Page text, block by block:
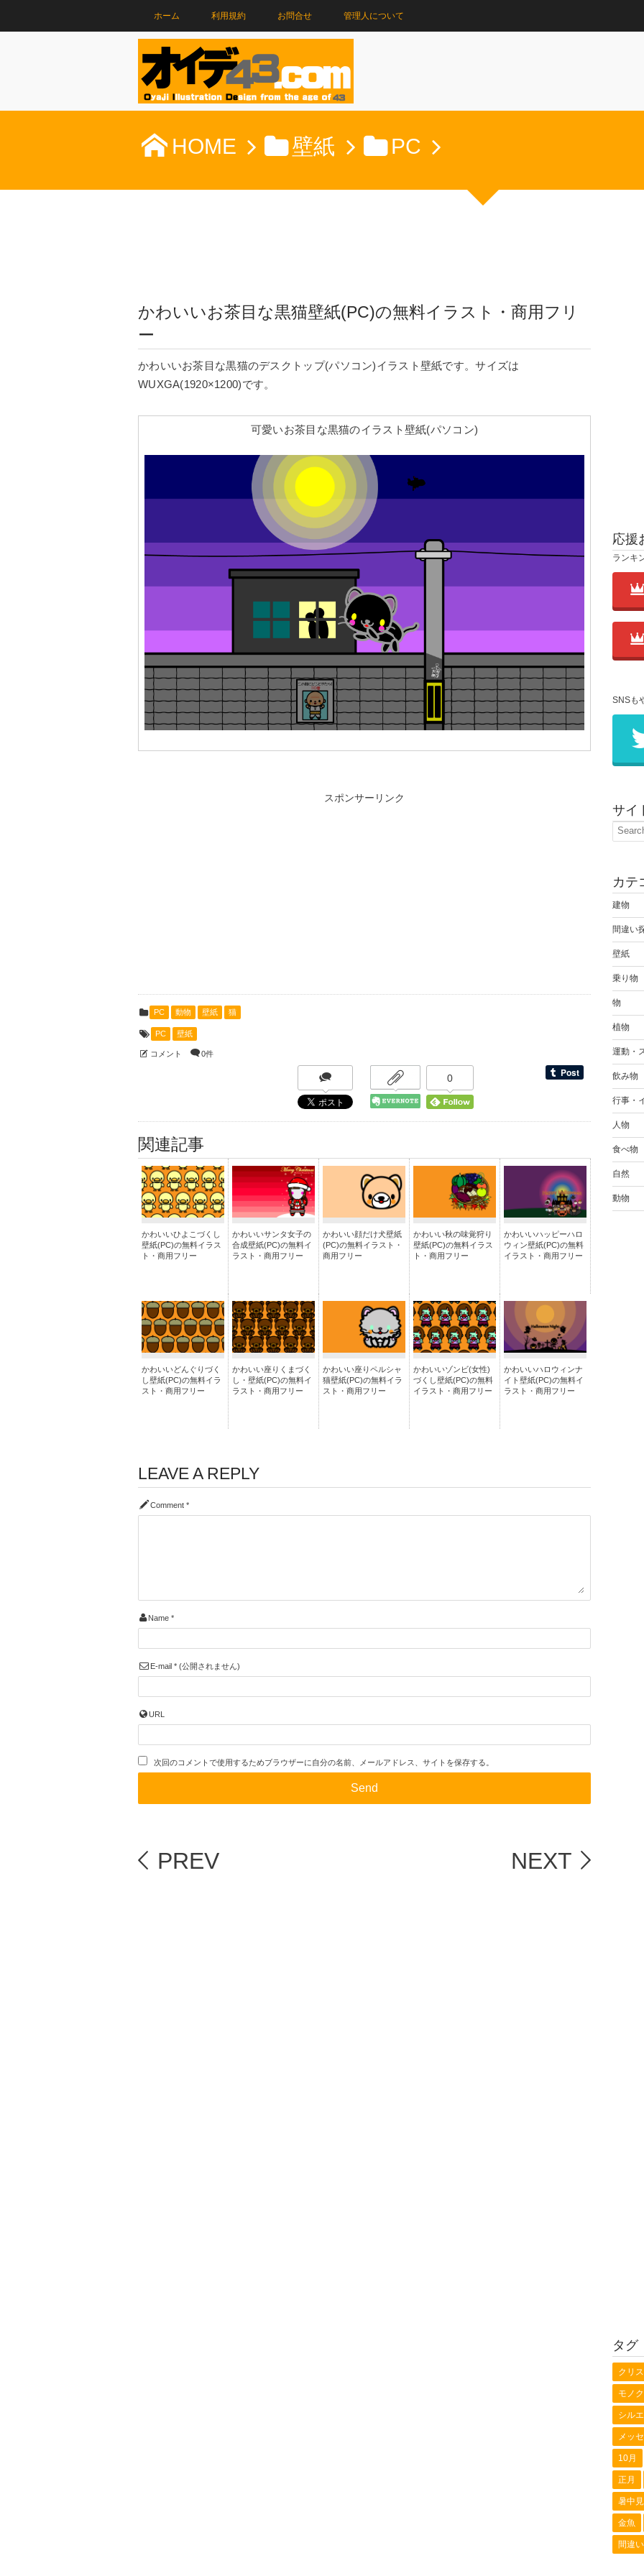
ホーム 利用規約 お問合せ 管理人について
HOME 壁紙 PC
かわいいお茶目な黒猫壁紙(PC)の無料イラスト・商用フリ
ー
かわいいお茶目な黒猫のデスクトップ(パソコン)イラスト壁紙です。サイズは
WUXGA(1920×1200)です。
可愛いお茶目な黒猫のイラスト壁紙(パソコン)
スポンサーリンク
PC 動物 壁紙 猫
PC 壁紙
コメント 0件
0
関連記事
かわいいひよこづくし
壁紙(PC)の無料イラス
ト・商用フリー
かわいいサンタ女子の
合成壁紙(PC)の無料イ
ラスト・商用フリー
かわいい顔だけ犬壁紙
(PC)の無料イラスト・
商用フリー
かわいい秋の味覚狩り
壁紙(PC)の無料イラス
ト・商用フリー
かわいいハッピーハロ
ウィン壁紙(PC)の無料
イラスト・商用フリー
かわいいどんぐりづく
し壁紙(PC)の無料イラ
スト・商用フリー
かわいい座りくまづく
し・壁紙(PC)の無料イ
ラスト・商用フリー
かわいい座りペルシャ
猫壁紙(PC)の無料イラ
スト・商用フリー
かわいいゾンビ(女性)
づくし壁紙(PC)の無料
イラスト・商用フリー
かわいいハロウィンナ
イト壁紙(PC)の無料イ
ラスト・商用フリー
LEAVE A REPLY
Comment *
Name *
E-mail *(公開されません)
URL
次回のコメントで使用するためブラウザーに自分の名前、メールアドレス、サイトを保存する。
PREV NEXT
応援
ランキ
SNSも
サイ
カテ
建物
間違い
壁紙
乗り物
物
植物
運動・
飲み物
行事・
人物
食べ物
自然
動物
タグ
クリ
モノ
シル
メッ
10月
正月
暑中
金魚
間違